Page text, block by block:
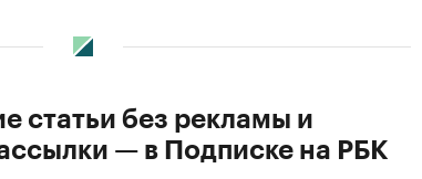
статьи без рекламы и
— в Подписке на РБК